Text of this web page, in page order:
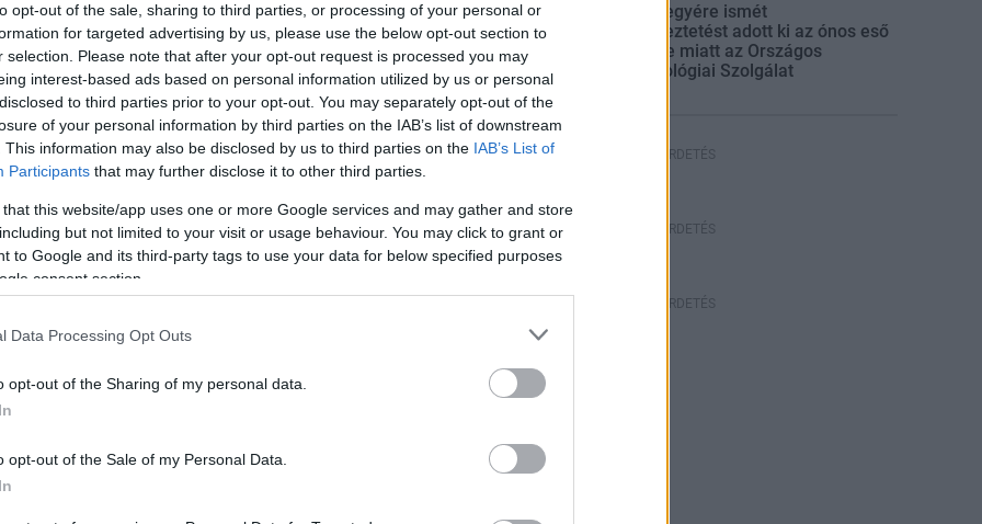
opt-out of the sale, sharing to third parties, or processing of your personal or
for targeted advertising by us, please use the below opt-out section to
selection. Please note that after your opt-out request is processed you may
interest-based ads based on personal information utilized by us or personal
to third parties prior to your opt-out. You may separately opt-out of the
of your personal information by third parties on the IAB’s list of downstream
This information may also be disclosed by us to third parties on the IAB’s List of
Participants that may further disclose it to other third parties.
that this website/app uses one or more Google services and may gather and store
but not limited to your visit or usage behaviour. You may click to grant or
to Google and its third-party tags to use your data for below specified purposes
consent section.
Data Processing Opt Outs
opt-out of the Sharing of my personal data.
opt-out of the Sale of my Personal Data.
a civileknek sok esetben közvetlenül is tud
keresztül járul hozzá boldogulásukhoz.
valóság, és a vakok, gyengénlátók által érzékelt
egyre több helyen úgy, hogy az mindenki
legyen. Ezért is fordítunk kiemelt figyelmet a
vállaljanak egymás iránt. Ezért óvjuk az
ismerős, jellegzetes és otthonos legyen. Olyan
1800 vak ember él, egynegyedük
Több megyére ismét
figyelmeztetést adott ki az ónos eső
veszélye miatt az Országos
Meteorológiai Szolgálat
HIRDETÉS
HIRDETÉS
HIRDETÉS